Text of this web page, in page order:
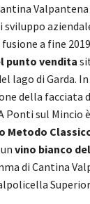
a fine
punto vendita
lago di Garda.
della facciata
Ponti sul Mincio
Metodo
vino bianco
di Cantina